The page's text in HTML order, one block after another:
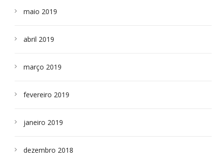
maio 2019
abril 2019
março 2019
fevereiro 2019
janeiro 2019
dezembro 2018